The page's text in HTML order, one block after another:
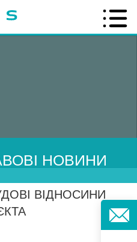
НОВИНИ
ВІДНОСИНИ